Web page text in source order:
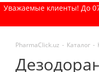
Уважаемые клиенты! До
PharmaСlick.uz - Каталог -